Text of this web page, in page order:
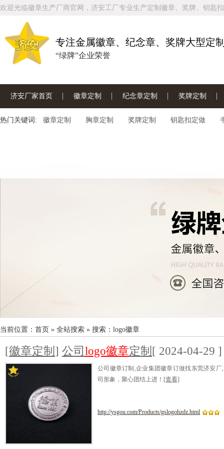
欢迎光临徽章生产厂商官网，济安工厂专业生产定制徽章、奖牌、钥匙
专注金属徽章、纪念章、奖牌大型定
“绿牌”企业荣誉
济安厂家首页 徽章定制 纪念章定制 奖牌定制
联系济安工厂
热门关键词: 徽章定制 胸章定制 奖牌定制 钥匙扣定做
当前位置： 首页 » 全站搜索 » 搜索：logo徽章
[徽章定制 ] 公司logo徽章定制 [ 2024-04-29 ]
公司徽章订制,企业集团徽章订做找东莞济安
司形象，聚心团结上进！ [查看]
http://ysgou.com/Products/gslogohzdz.html